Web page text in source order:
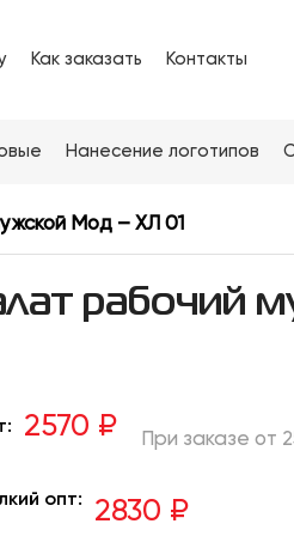
Как заказать Контакты
Нанесение логотипов
Мод – ХЛ 01
рабочий
2570 ₽ При заказе от
опт: 2830 ₽